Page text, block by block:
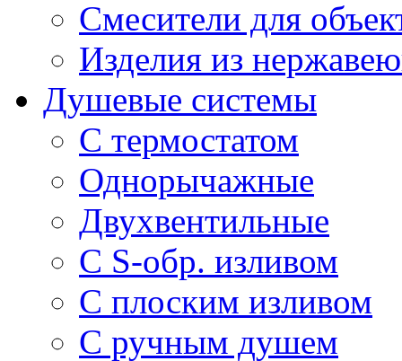
Смесители для
Изделия из
Душевые системы
С термостатом
Однорычажные
Двухвентильные
С S-обр. изливом
С плоским изливом
С ручным душем